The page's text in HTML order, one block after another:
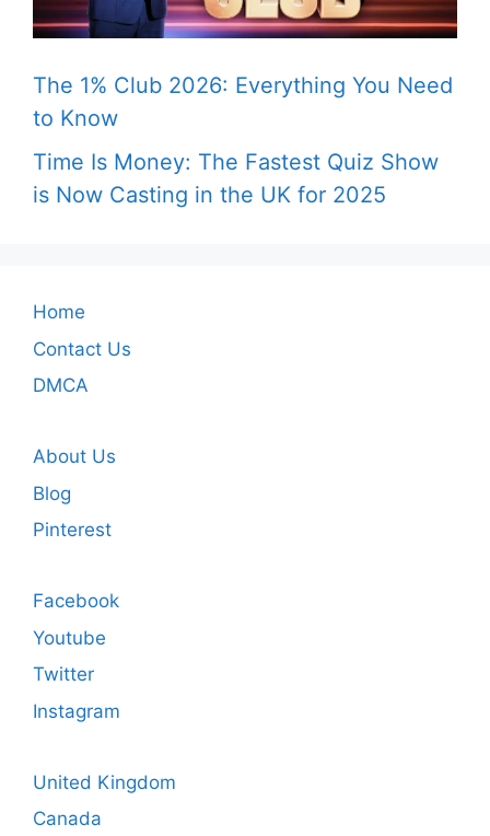
The 1% Club 2026: Everything You Need
to Know
Time Is Money: The Fastest Quiz Show
is Now Casting in the UK for 2025
Home
Contact Us
DMCA
About Us
Blog
Pinterest
Facebook
Youtube
Twitter
Instagram
United Kingdom
Canada